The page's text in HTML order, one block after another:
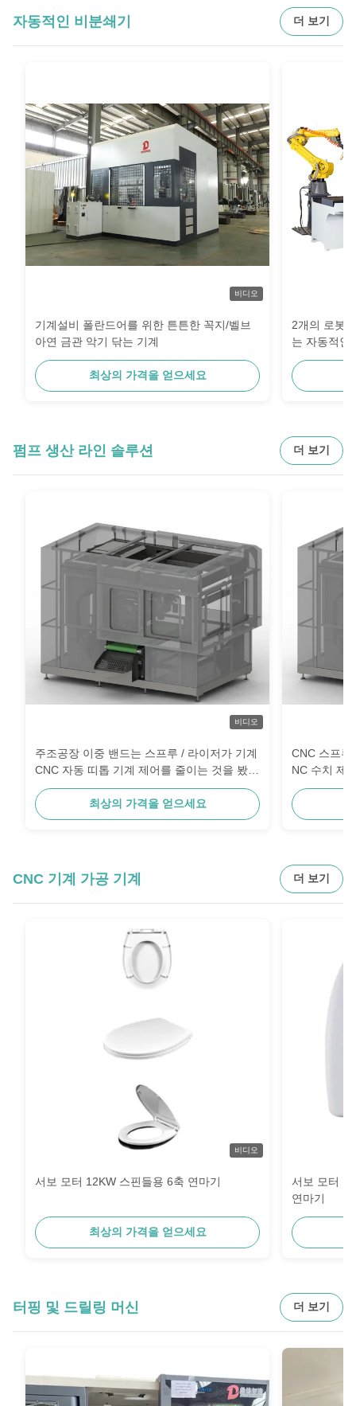
자동적인 비분쇄기 더 보기
비디오
기계설비 폴란드어를 위한 튼튼한 꼭지/벨브
아연 금관 악기 닦는 기계
최상의 가격을 얻으세요
2개의 로봇
는 자동적인
펌프 생산 라인 솔루션 더 보기
비디오
주조공장 이중 밴드는 스프루 / 라이저가 기계
CNC 자동 띠톱 기계 제어를 줄이는 것을 봤습
니다
최상의 가격을 얻으세요
CNC 스프루
NC 수치 제
CNC 기계 가공 기계 더 보기
비디오
서보 모터 12KW 스핀들용 6축 연마기
최상의 가격을 얻으세요
서보 모터
연마기
터핑 및 드릴링 머신 더 보기